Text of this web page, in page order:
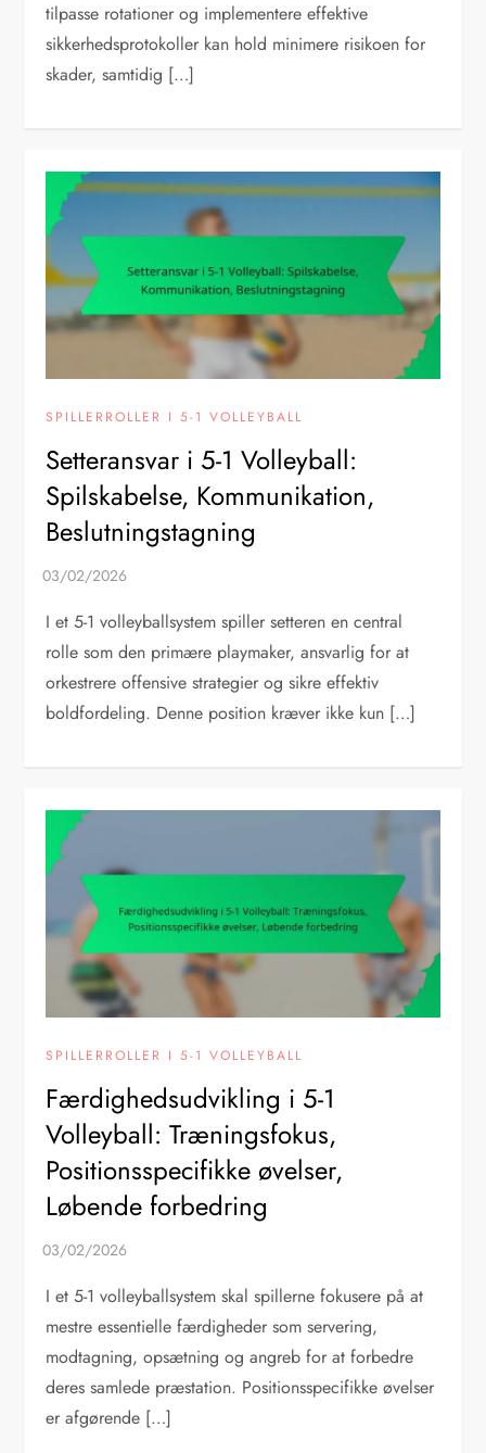
tilpasse rotationer og implementere effektive
sikkerhedsprotokoller kan hold minimere risikoen for
skader, samtidig […]
SPILLERROLLER I 5-1 VOLLEYBALL
Setteransvar i 5-1 Volleyball:
Spilskabelse, Kommunikation,
Beslutningstagning
I et 5-1 volleyballsystem spiller setteren en central
rolle som den primære playmaker, ansvarlig for at
orkestrere offensive strategier og sikre effektiv
boldfordeling. Denne position kræver ikke kun […]
SPILLERROLLER I 5-1 VOLLEYBALL
Færdighedsudvikling i 5-1
Volleyball: Træningsfokus,
Positionsspecifikke øvelser,
Løbende forbedring
I et 5-1 volleyballsystem skal spillerne fokusere på at
mestre essentielle færdigheder som servering,
modtagning, opsætning og angreb for at forbedre
deres samlede præstation. Positionsspecifikke øvelser
er afgørende […]